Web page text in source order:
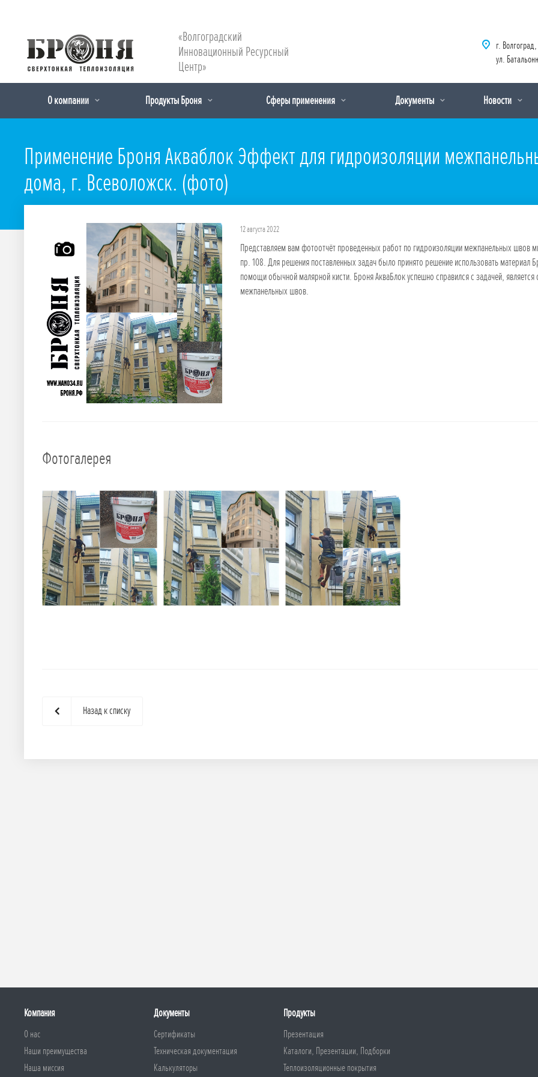
«Волгоградский
Инновационный Ресурсный
Центр»
г. Волгоград,
ул.
О компании Продукты Броня Сферы применения Документы Новости
Применение Броня Акваблок Эффект для гидроизоляции
дома, г. Всеволожск. (фото)
12 августа 2022
Представляем вам фотоотчёт проведенных работ по гидроизоляции межпанельных швов
пр. 108. Для решения поставленных задач было принято решение использовать
помощи обычной малярной кисти. Броня АкваБлок успешно справился с задачей,
межпанельных швов.
Фотогалерея
Назад к списку
Компания
О нас
Наши преимущества
Наша миссия
Документы
Сертификаты
Техническая документация
Калькуляторы
Продукты
Презентация
Каталоги, Презентации, Подборки
Теплоизоляционные покрытия